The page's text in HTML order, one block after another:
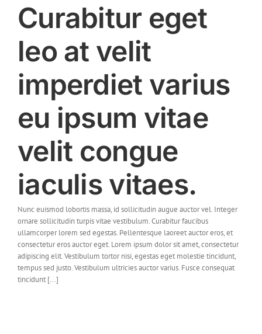
Curabitur eget
leo at velit
imperdiet varius
eu ipsum vitae
velit congue
iaculis vitaes.
Nunc euismod lobortis massa, id sollicitudin augue auctor vel. Integer
ornare sollicitudin turpis vitae vestibulum. Curabitur faucibus
ullamcorper lorem sed egestas. Pellentesque laoreet auctor eros, et
consectetur eros auctor eget. Lorem ipsum dolor sit amet, consectetur
adipiscing elit. Vestibulum tortor nisi, egestas eget molestie tincidunt,
tempus sed justo. Vestibulum ultricies auctor varius. Fusce consequat
tincidunt [...]